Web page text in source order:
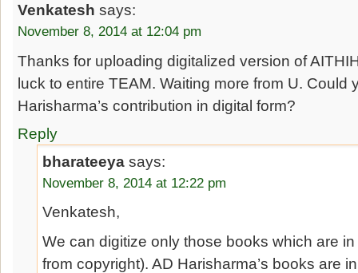
Venkatesh says:
November 8, 2014 at 12:04 pm
Thanks for uploading digitalized version of
luck to entire TEAM. Waiting more from U. Could
Harisharma’s contribution in digital form?
Reply
bharateeya says:
November 8, 2014 at 12:22 pm
Venkatesh,
We can digitize only those books which are
from copyright). AD Harisharma’s books are